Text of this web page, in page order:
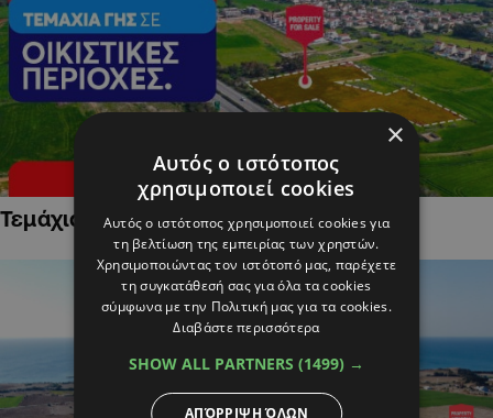
Τεμάχια Γης σε Οικιστικές Περιοχές
×
Αυτός ο ιστότοπος
χρησιμοποιεί cookies
Αυτός ο ιστότοπος χρησιμοποιεί cookies για
τη βελτίωση της εμπειρίας των χρηστών.
Χρησιμοποιώντας τον ιστότοπό μας, παρέχετε
τη συγκατάθεσή σας για όλα τα cookies
σύμφωνα με την Πολιτική μας για τα cookies.
Διαβάστε περισσότερα
SHOW ALL PARTNERS (1499) →
ΑΠΌΡΡΙΨΗ ΌΛΩΝ